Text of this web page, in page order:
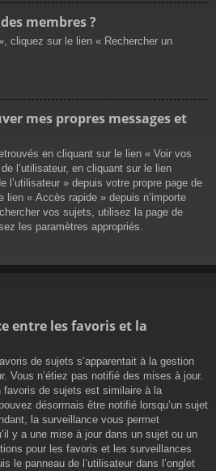
membres ?
cliquez sur le lien « Rechercher un
mes propres messages et
en cliquant sur le lien « Voir vos
l’utilisateur, en cliquant sur le lien
l’utilisateur » depuis votre propre page de
lien « Accès rapide » depuis n’importe
vos sujets, utilisez la page de
les paramètres appropriés.
entre les favoris et la
de sujets s’apparentait à la gestion
Vous n’étiez pas notifié des mises à jour.
favoris de sujets est similaire à la
désormais être notifié lorsqu’un sujet
la surveillance vous permet
y a une mise à jour dans un sujet ou un
pour les favoris et les surveillances
le panneau de l’utilisateur dans l’onglet